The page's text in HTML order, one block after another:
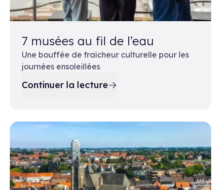
7 musées au fil de l’eau
Une bouffée de fraîcheur culturelle pour les
journées ensoleillées
Continuer la lecture